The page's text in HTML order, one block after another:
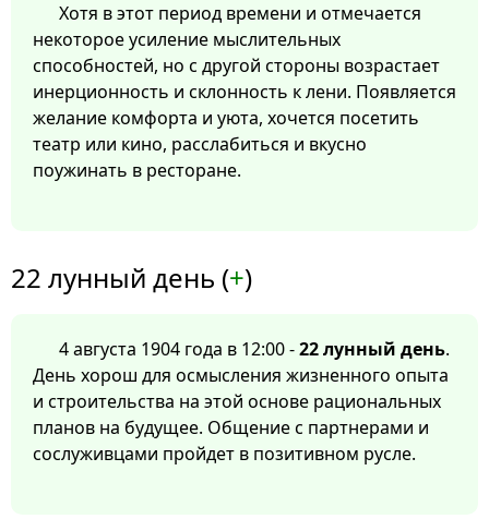
Хотя в этот период времени и отмечается
некоторое усиление мыслительных
способностей, но с другой стороны возрастает
инерционность и склонность к лени. Появляется
желание комфорта и уюта, хочется посетить
театр или кино, расслабиться и вкусно
поужинать в ресторане.
22 лунный день (+)
4 августа 1904 года в 12:00 -22 лунный день.
День хорош для осмысления жизненного опыта
и строительства на этой основе рациональных
планов на будущее. Общение с партнерами и
сослуживцами пройдет в позитивном русле.